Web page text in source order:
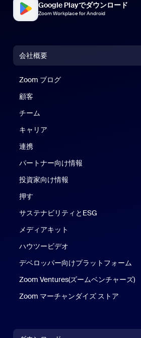
Google Playでダウンロード
Zoom Workplace for Android
会社概要
Zoom ブログ
顧客
チーム
キャリア
連携
パートナー向け情報
投資家向け情報
押す
サステナビリティとESG
メディアキット
ハウツービデオ
デベロッパー向けプラットフォーム
Zoom Ventures(ズームベンチャーズ)
Zoom マーチャンダイズ ストア